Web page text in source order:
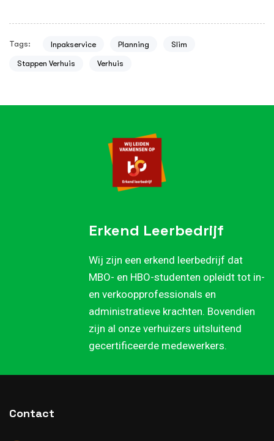
Tags: Inpakservice Planning Slim
Stappen Verhuis Verhuis
Erkend Leerbedrijf
Wij zijn een erkend leerbedrijf dat
MBO- en HBO-studenten opleidt tot in-
en verkoopprofessionals en
administratieve krachten. Bovendien
zijn al onze verhuizers uitsluitend
gecertificeerde medewerkers.
Contact